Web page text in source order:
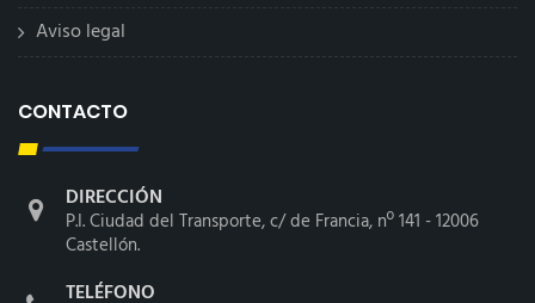
Aviso legal
CONTACTO
DIRECCIÓN
P.I. Ciudad del Transporte, c/ de Francia, nº 141 - 12006
Castellón.
TELÉFONO